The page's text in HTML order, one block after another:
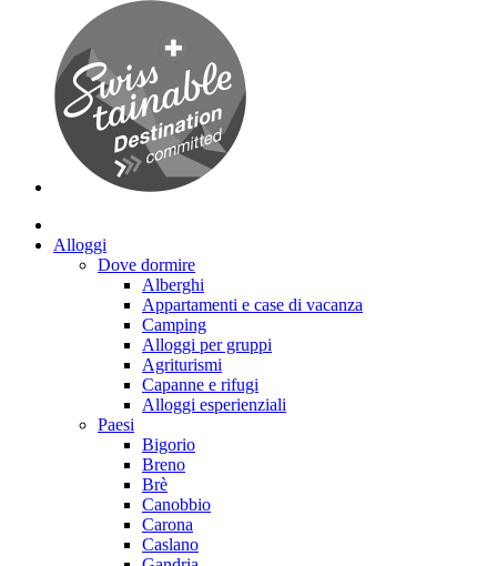
Alloggi
Dove dormire
Alberghi
Appartamenti e case di vacanza
Camping
Alloggi per gruppi
Agriturismi
Capanne e rifugi
Alloggi esperienziali
Paesi
Bigorio
Breno
Brè
Canobbio
Carona
Caslano